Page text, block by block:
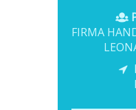
FIRMA